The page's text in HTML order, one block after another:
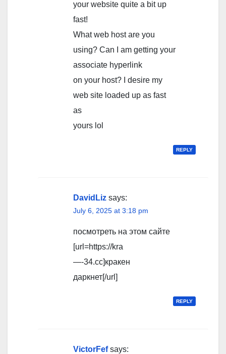
your website quite a bit up
fast!
What web host are you
using? Can I am getting your
associate hyperlink
on your host? I desire my
web site loaded up as fast
as
yours lol
REPLY
DavidLiz says:
July 6, 2025 at 3:18 pm
посмотреть на этом сайте
[url=https://kra
—-34.cc]кракен
даркнет[/url]
REPLY
VictorFef says: